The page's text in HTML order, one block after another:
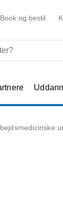
Book og bestil